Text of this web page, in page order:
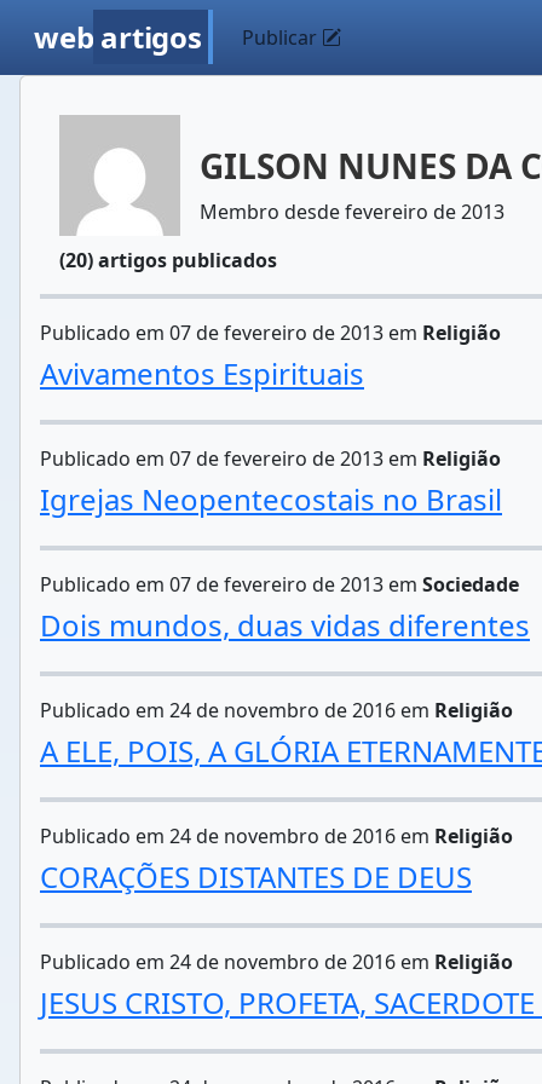
web artigos Publicar
GILSON NUNES DA
Membro desde fevereiro de 2013
(20) artigos publicados
Publicado em 07 de fevereiro de 2013 em Religião
Avivamentos Espirituais
Publicado em 07 de fevereiro de 2013 em Religião
Igrejas Neopentecostais no Brasil
Publicado em 07 de fevereiro de 2013 em Sociedade
Dois mundos, duas vidas diferentes
Publicado em 24 de novembro de 2016 em Religião
A ELE, POIS, A GLÓRIA
Publicado em 24 de novembro de 2016 em Religião
CORAÇÕES DISTANTES DE DEUS
Publicado em 24 de novembro de 2016 em Religião
JESUS CRISTO, PROFETA,